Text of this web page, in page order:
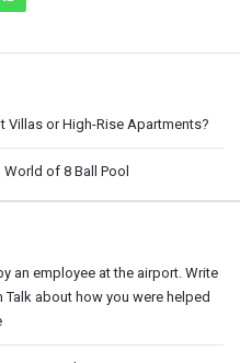
Villas or High-Rise Apartments?
of 8 Ball Pool
an employee at the airport. Write
about how you were helped